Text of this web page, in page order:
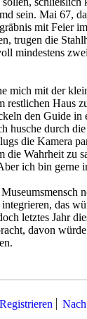
sein. Mai 67,
mit Feier
trugen die
mindestens
mich mit der
restlichen Haus
den Guide in
husche durch
die Kamera
die Wahrheit zu
ich bin gerne
das
letztes Jahr
davon
Registrieren